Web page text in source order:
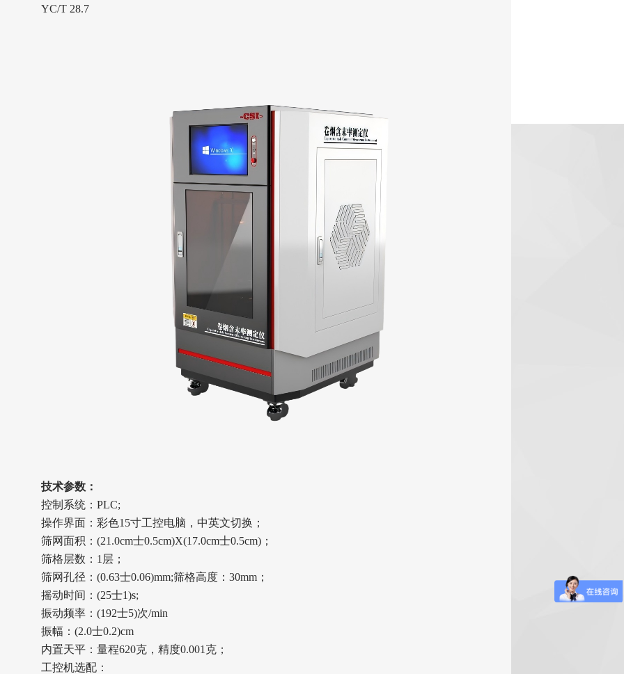
YC/T 28.7
技术参数 ：
控制系统：PLC;
操作界面：彩色15寸工控电脑，中英文切换；
筛网面积：(21.0cm士0.5cm)X(17.0cm士0.5cm)；
筛格层数：1层；
筛网孔径 ： (0.63士0.06)mm;筛格高度：30mm；
摇动时间 ： (25士1)s;
振动频率 ： (192士5)次/min
振幅 ： (2.0士0.2)cm
内置天平：量程620克，精度0.001克；
工控机选配：